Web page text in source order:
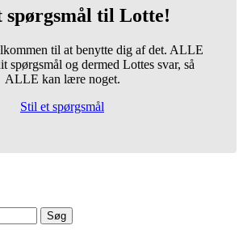
spørgsmål til Lotte!
til at benytte dig af det. ALLE
spørgsmål og dermed Lottes svar, så
ALLE kan lære noget.
Stil et spørgsmål
Søg